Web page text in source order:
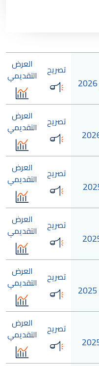
تصريح
العرض
التقديمي
تصريح
العرض
التقديمي
تصريح
العرض
التقديمي
تصريح
العرض
التقديمي
تصريح
العرض
التقديمي
تصريح
العرض
التقديمي